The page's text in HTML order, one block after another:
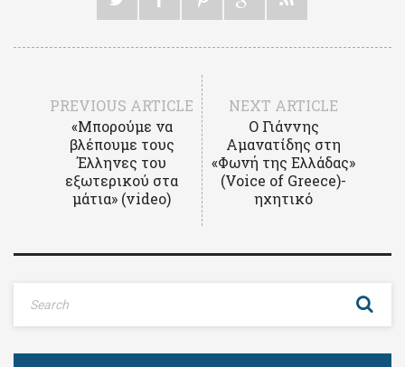
PREVIOUS ARTICLE
«Μπορούμε να
βλέπουμε τους
Έλληνες του
εξωτερικού στα
μάτια» (video)
NEXT ARTICLE
Ο Γιάννης
Αμανατίδης στη
«Φωνή της Ελλάδας»
(Voice of Greece)-
ηχητικό